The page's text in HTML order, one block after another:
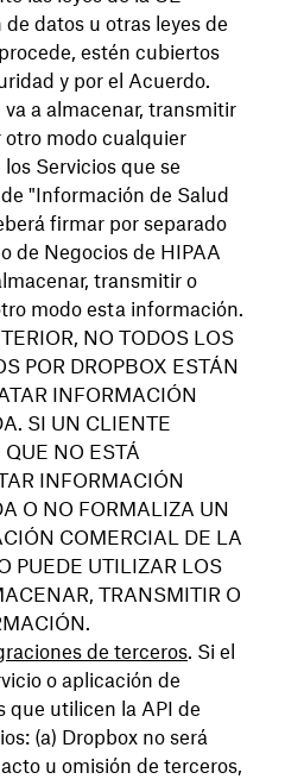
datos u otras leyes de
estén cubiertos
y por el Acuerdo.
va a almacenar, transmitir
modo cualquier
Servicios que se
"Información de Salud
firmar por separado
de Negocios de HIPAA
transmitir o
modo esta información.
NO TODOS LOS
POR DROPBOX ESTÁN
INFORMACIÓN
SI UN CLIENTE
NO ESTÁ
INFORMACIÓN
O NO FORMALIZA UN
COMERCIAL DE LA
PUEDE UTILIZAR LOS
TRANSMITIR O
de terceros. Si el
o aplicación de
que utilicen la API de
(a) Dropbox no será
u omisión de terceros,